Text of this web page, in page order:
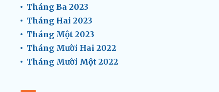
Tháng Ba 2023
Tháng Hai 2023
Tháng Một 2023
Tháng Mười Hai 2022
Tháng Mười Một 2022